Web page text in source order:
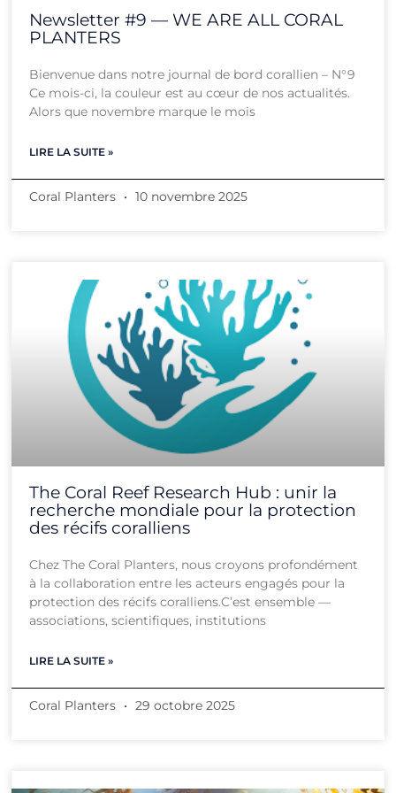
Newsletter #9 — WE ARE ALL CORAL
PLANTERS
Bienvenue dans notre journal de bord corallien – N°9
Ce mois-ci, la couleur est au cœur de nos actualités.
Alors que novembre marque le mois
LIRE LA SUITE »
Coral Planters 10 novembre 2025
The Coral Reef Research Hub : unir la
recherche mondiale pour la protection
des récifs coralliens
Chez The Coral Planters, nous croyons profondément
à la collaboration entre les acteurs engagés pour la
protection des récifs coralliens.C’est ensemble —
associations, scientifiques, institutions
LIRE LA SUITE »
Coral Planters 29 octobre 2025